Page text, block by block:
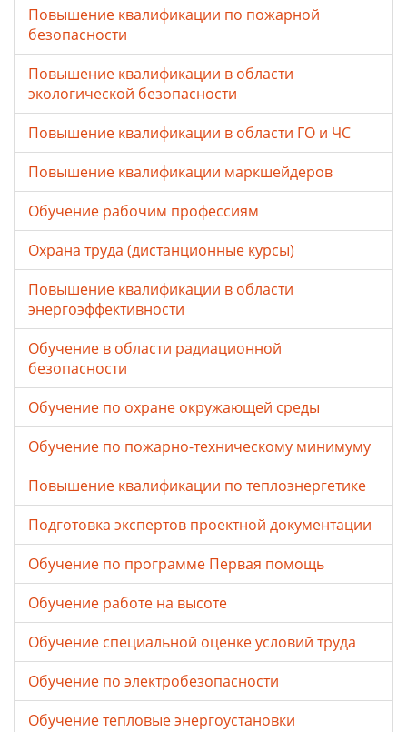
Повышение квалификации по пожарной
безопасности
Повышение квалификации в области
экологической безопасности
Повышение квалификации в области ГО и ЧС
Повышение квалификации маркшейдеров
Обучение рабочим профессиям
Охрана труда (дистанционные курсы)
Повышение квалификации в области
энергоэффективности
Обучение в области радиационной
безопасности
Обучение по охране окружающей среды
Обучение по пожарно-техническому минимуму
Повышение квалификации по теплоэнергетике
Подготовка экспертов проектной документации
Обучение по программе Первая помощь
Обучение работе на высоте
Обучение специальной оценке условий труда
Обучение по электробезопасности
Обучение тепловые энергоустановки